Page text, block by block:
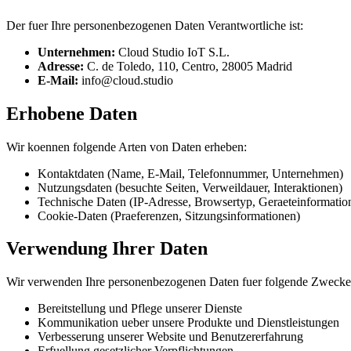
Der fuer Ihre personenbezogenen Daten Verantwortliche ist:
Unternehmen: Cloud Studio IoT S.L.
Adresse: C. de Toledo, 110, Centro, 28005 Madrid
E-Mail: info@cloud.studio
Erhobene Daten
Wir koennen folgende Arten von Daten erheben:
Kontaktdaten (Name, E-Mail, Telefonnummer, Unternehmen)
Nutzungsdaten (besuchte Seiten, Verweildauer, Interaktionen)
Technische Daten (IP-Adresse, Browsertyp,
Cookie-Daten (Praeferenzen, Sitzungsinformationen)
Verwendung Ihrer Daten
Wir verwenden Ihre personenbezogenen Daten fuer folgende
Bereitstellung und Pflege unserer Dienste
Kommunikation ueber unsere Produkte und Dienstleistungen
Verbesserung unserer Website und Benutzererfahrung